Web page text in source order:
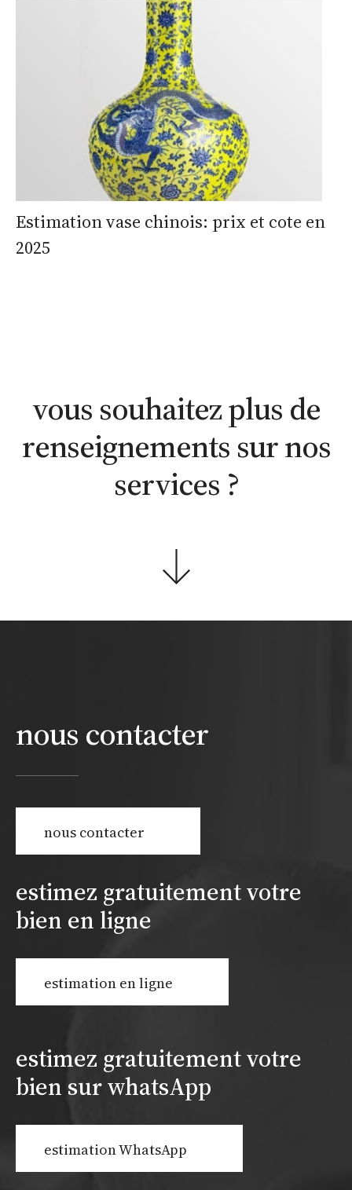
Estimation vase chinois: prix et cote en
2025
vous souhaitez plus de
renseignements sur nos
services ?
nous contacter
nous contacter
estimez gratuitement votre
bien en ligne
estimation en ligne
estimez gratuitement votre
bien sur whatsApp
estimation WhatsApp